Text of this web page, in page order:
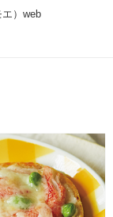
）web